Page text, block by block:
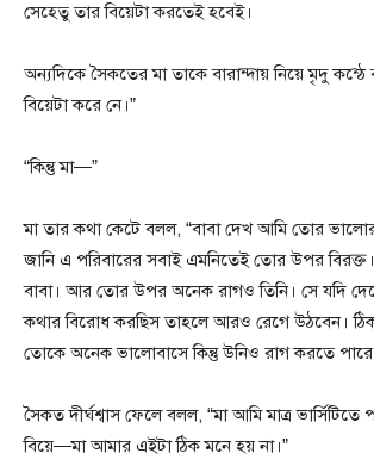
সেহেতু তার বিয়েটা করতেই হবেই।
অন্যদিকে সৈকতের মা তাকে বারান্দায় নিয়ে মৃদু কন্ঠে
বিয়েটা করে নে।”
“কিন্তু মা—”
মা তার কথা কেটে বলল, “বাবা দেখ আমি তোর
জানি এ পরিবারের সবাই এমনিতেই তোর উপর
বাবা। আর তোর উপর অনেক রাগও তিনি। সে যদি
কথার বিরোধ করছিস তাহলে আরও রেগে উঠবেন।
তোকে অনেক ভালোবাসে কিন্তু উনিও রাগ করতে
সৈকত দীর্ঘশ্বাস ফেলে বলল, “মা আমি মাত্র
বিয়ে—মা আমার এইটা ঠিক মনে হয় না।”